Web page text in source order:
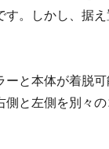
。しかし、据
と本体が着脱
と左側を別々